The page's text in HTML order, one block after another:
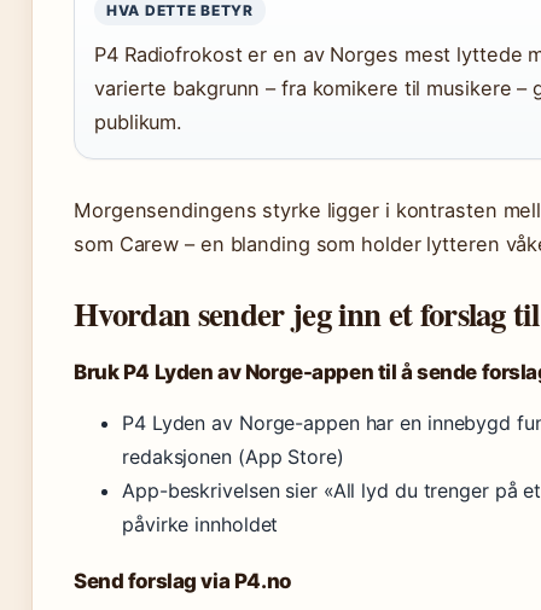
HVA DETTE BETYR
P4 Radiofrokost er en av Norges mest lyttede
varierte bakgrunn – fra komikere til musikere
publikum.
Morgensendingens styrke ligger i kontrasten
som Carew – en blanding som holder lytteren
Hvordan sender jeg inn et forslag
Bruk P4 Lyden av Norge-appen til å sende
P4 Lyden av Norge-appen har en innebygd
redaksjonen (App Store)
App-beskrivelsen sier «All lyd du trenger på
påvirke innholdet
Send forslag via P4.no